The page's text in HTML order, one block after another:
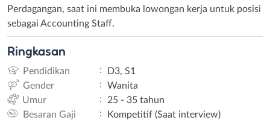
Perdagangan, saat ini membuka lowongan kerja untuk posisi
sebagai Accounting Staff.
Ringkasan
Pendidikan :
D3, S1
Gender
:
Wanita
Umur
:
25 - 35 tahun
Besaran Gaji
:
Kompetitif (Saat interview)